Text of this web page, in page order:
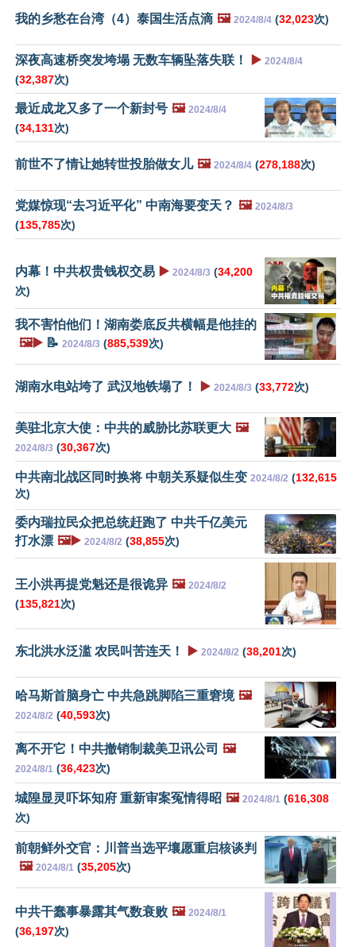
我的乡愁在台湾（4）泰国生活点滴 🖼️ 2024/8/4 (32,023次)
深夜高速桥突发垮塌 无数车辆坠落失联！ ▶️ 2024/8/4
(32,387次)
最近成龙又多了一个新封号 🖼️ 2024/8/4
(34,131次)
前世不了情让她转世投胎做女儿 🖼️ 2024/8/4 (278,188次)
党媒惊现“去习近平化” 中南海要变天？ 🖼️ 2024/8/3
(135,785次)
内幕！中共权贵钱权交易 ▶️ 2024/8/3 (34,200
次)
我不害怕他们！湖南娄底反共横幅是他挂的
🖼️▶️ 📝 2024/8/3 (885,539次)
湖南水电站垮了 武汉地铁塌了！ ▶️ 2024/8/3 (33,772次)
美驻北京大使：中共的威胁比苏联更大 🖼️
2024/8/3 (30,367次)
中共南北战区同时换将 中朝关系疑似生变 2024/8/2 (132,615
次)
委内瑞拉民众把总统赶跑了 中共千亿美元
打水漂 🖼️▶️ 2024/8/2 (38,855次)
王小洪再提党魁还是很诡异 🖼️ 2024/8/2
(135,821次)
东北洪水泛滥 农民叫苦连天！ ▶️ 2024/8/2 (38,201次)
哈马斯首脑身亡 中共急跳脚陷三重窘境 🖼️
2024/8/2 (40,593次)
离不开它！中共撤销制裁美卫讯公司 🖼️
2024/8/1 (36,423次)
城隍显灵吓坏知府 重新审案冤情得昭 🖼️ 2024/8/1 (616,308
次)
前朝鲜外交官：川普当选平壤愿重启核谈判
🖼️ 2024/8/1 (35,205次)
中共干蠢事暴露其气数衰败 🖼️ 2024/8/1
(36,197次)